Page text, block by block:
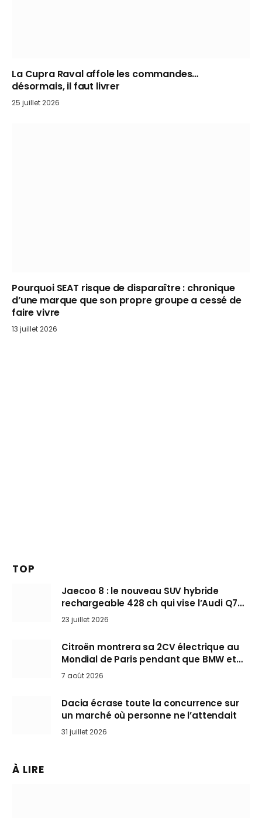
La Cupra Raval affole les commandes…
désormais, il faut livrer
25 juillet 2026
Pourquoi SEAT risque de disparaître : chronique
d’une marque que son propre groupe a cessé de
faire vivre
13 juillet 2026
TOP
Jaecoo 8 : le nouveau SUV hybride
rechargeable 428 ch qui vise l’Audi Q7
arrive en Europe cet automne
23 juillet 2026
Citroën montrera sa 2CV électrique au
Mondial de Paris pendant que BMW et
Mini désertent le salon
7 août 2026
Dacia écrase toute la concurrence sur
un marché où personne ne l’attendait
31 juillet 2026
À LIRE